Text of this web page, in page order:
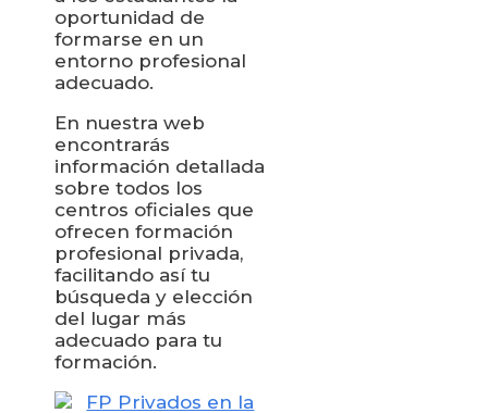
oportunidad de
formarse en un
entorno profesional
adecuado.
En nuestra web
encontrarás
información detallada
sobre todos los
centros oficiales que
ofrecen formación
profesional privada,
facilitando así tu
búsqueda y elección
del lugar más
adecuado para tu
formación.